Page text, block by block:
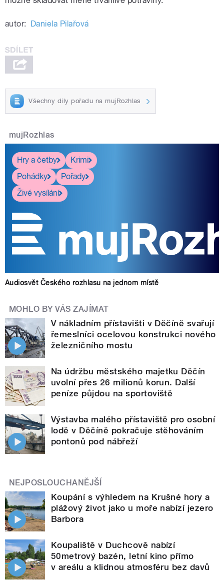
autor: Daniela Pilařová
Všechny díly pořadu na mujRozhlas
mujRozhlas
Hry a četby
Krimi
Pohádky
Pořady
Živé vysílání
Audiosvět Českého rozhlasu na jednom místě
MOHLO BY VÁS ZAJÍMAT
V nákladním přístavišti v Děčíně svařují
řemeslníci ocelovou konstrukci nového
železničního mostu
Na údržbu městského majetku Děčín
uvolní přes 26 milionů korun. Další
peníze půjdou na sportoviště
Výstavba malého přístaviště pro osobní
lodě v Děčíně pokračuje stěhováním
pontonů pod nábřeží
NEJPOSLOUCHANĚJŠÍ
Koupání s výhledem na Krušné hory a
plážový život jako u moře nabízí jezero
Barbora
Koupaliště v Duchcově nabízí
50metrový bazén, letní kino přímo
v areálu a klidnou atmosféru bez davů